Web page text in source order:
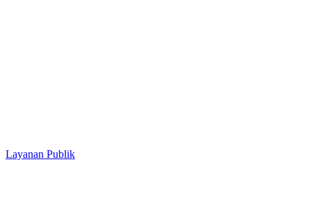
Layanan Publik